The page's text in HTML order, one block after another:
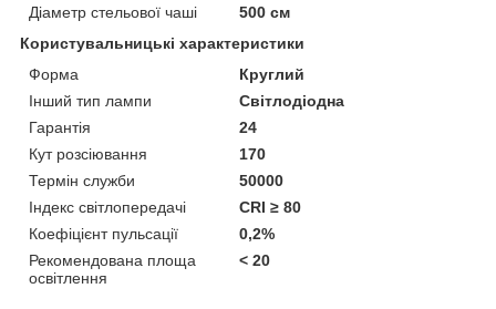
Діаметр стельової чаші
500 см
Користувальницькі характеристики
Форма
Круглий
Інший тип лампи
Світлодіодна
Гарантія
24
Кут розсіювання
170
Термін служби
50000
Індекс світлопередачі
CRI ≥ 80
Коефіцієнт пульсації
0,2%
Рекомендована площа
освітлення
< 20